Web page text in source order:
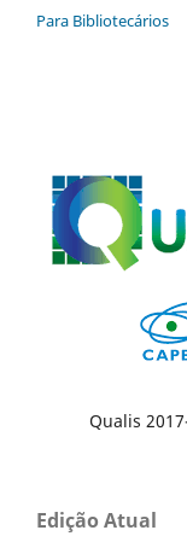
Para Bibliotecários
Qualis 2017-
Edição Atual